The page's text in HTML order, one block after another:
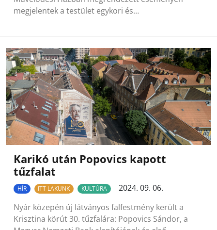
megjelentek a testület egykori és…
Karikó után Popovics kapott
tűzfalat
HÍR ITT LAKUNK KULTÚRA
2024. 09. 06.
Nyár közepén új látványos falfestmény került a
Krisztina körút 30. tűzfalára: Popovics Sándor, a